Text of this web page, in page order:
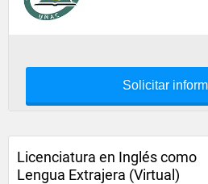
Solicitar
Licenciatura en Inglés como
Lengua Extrajera (Virtual)